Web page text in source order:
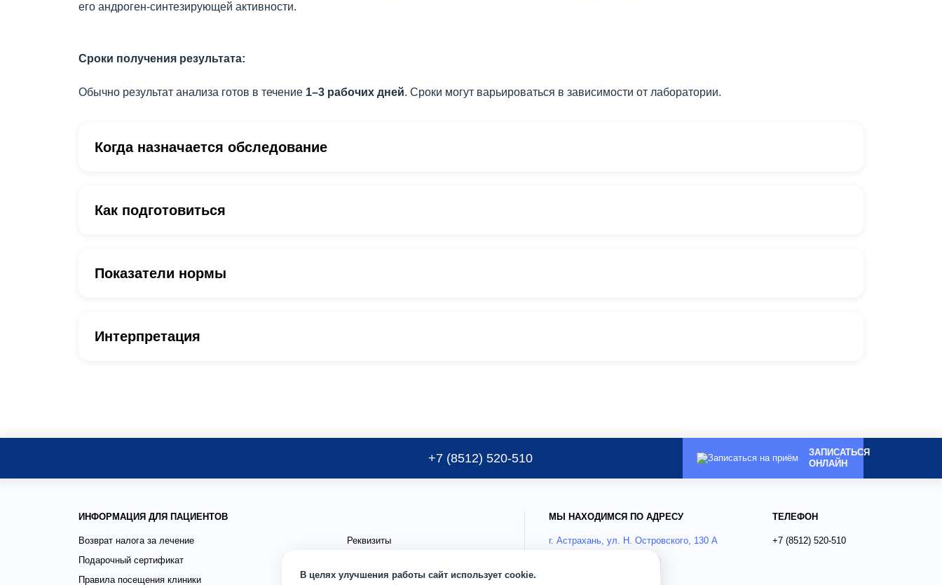
его андроген-синтезирующей активности.
Сроки получения результата:
Обычно результат анализа готов в течение 1–3 рабочих дней. Сроки могут варьироваться в зависимости от лаборатории.
Когда назначается обследование
Как подготовиться
Показатели нормы
Интерпретация
+7 (8512) 520-510
ЗАПИСАТЬСЯ
ОНЛАЙН
ИНФОРМАЦИЯ ДЛЯ ПАЦИЕНТОВ
Возврат налога за лечение
Подарочный сертификат
Правила посещения клиники
Реквизиты
Блог
МЫ НАХОДИМСЯ ПО АДРЕСУ
г. Астрахань, ул. Н. Островского, 130 А
ТЕЛЕФОН
+7 (8512)520-510
В целях улучшения работы сайт использует cookie.